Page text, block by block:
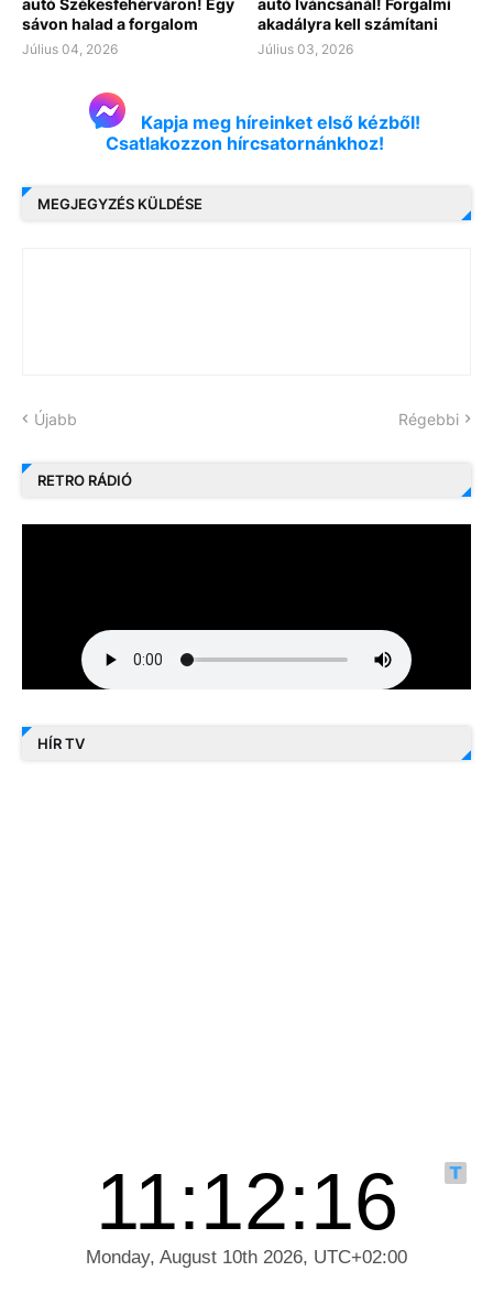
sávon halad a forgalom
Július 04, 2026
akadályra kell számítani
Július 03, 2026
Kapja meg híreinket első kézből!
Csatlakozzon hírcsatornánkhoz!
MEGJEGYZÉS KÜLDÉSE
Újabb Régebbi
RETRO RÁDIÓ
HÍR TV